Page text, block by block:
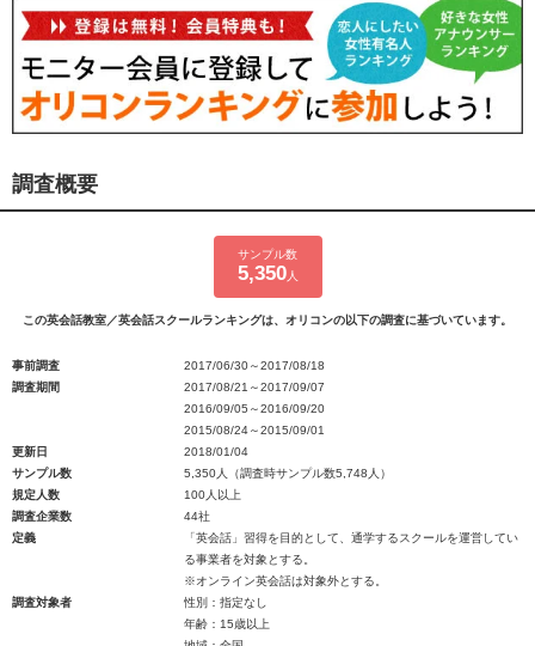
調査概要
サンプル数
5,350人
この英会話教室／英会話スクールランキングは、オリコンの以下の調査に基づいています。
事前調査
2017/06/30～2017/08/18
調査期間
2017/08/21～2017/09/07
2016/09/05～2016/09/20
2015/08/24～2015/09/01
更新日
2018/01/04
サンプル数
5,350人（調査時サンプル数5,748人）
規定人数
100人以上
調査企業数
44社
定義
「英会話」習得を目的として、通学するスクールを運営してい
る事業者を対象とする。
※オンライン英会話は対象外とする。
調査対象者
性別：指定なし
年齢：15歳以上